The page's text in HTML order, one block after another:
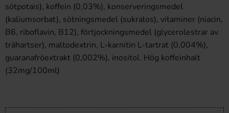
sötpotais), koffein (0,03%), konserveringsmedel
(kaliumsorbat), sötningsmedel (sukralos), vitaminer (niacin,
B6, riboflavin, B12), förtjockningsmedel (glycerolestrar av
trähartser), maltodextrin, L-karnitin L-tartrat (0,004%),
guaranafröextrakt (0,002%), inositol. Hög koffeinhalt
(32mg/100ml)